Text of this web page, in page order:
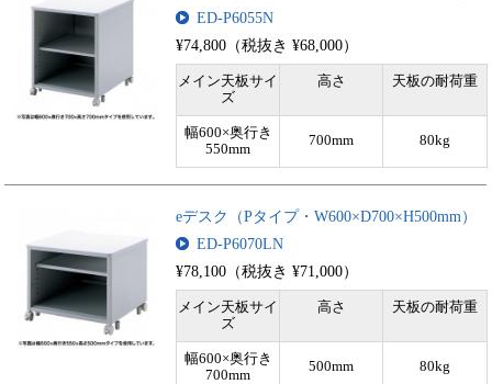
ED-P6055N
¥74,800（税抜き ¥68,000）
メイン天板サイ
ズ
高さ 天板の耐荷重
幅600×奥行き
550mm
700mm 80kg
eデスク（Pタイプ・W600×D700×H500mm）
ED-P6070LN
¥78,100（税抜き ¥71,000）
メイン天板サイ
ズ
高さ 天板の耐荷重
幅600×奥行き
700mm
500mm 80kg